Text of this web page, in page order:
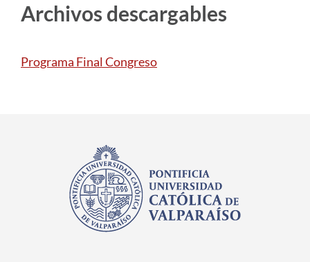
Archivos descargables
Programa Final Congreso